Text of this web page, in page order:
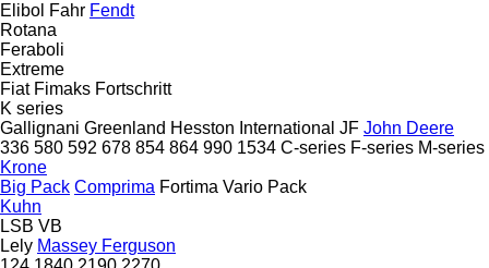
Elibol Fahr Fendt
Rotana
Feraboli
Extreme
Fiat Fimaks Fortschritt
K series
Gallignani Greenland Hesston International JF John Deere
336 580 592 678 854 864 990 1534 C-series F-series M-series
Krone
Big Pack Comprima Fortima Vario Pack
Kuhn
LSB VB
Lely Massey Ferguson